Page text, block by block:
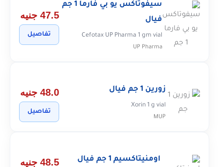
سيفوتاكس يو بي فارما 1 جم
فيال
Cefotax UP Pharma 1 gm vial
UP Pharma
47.5 جنيه
تفاصيل
زورين 1 جم فيال
Xorin 1 g vial
MUP
48.0 جنيه
تفاصيل
اومنيتاكسيم 1 جم فيال 48.5 جنيه